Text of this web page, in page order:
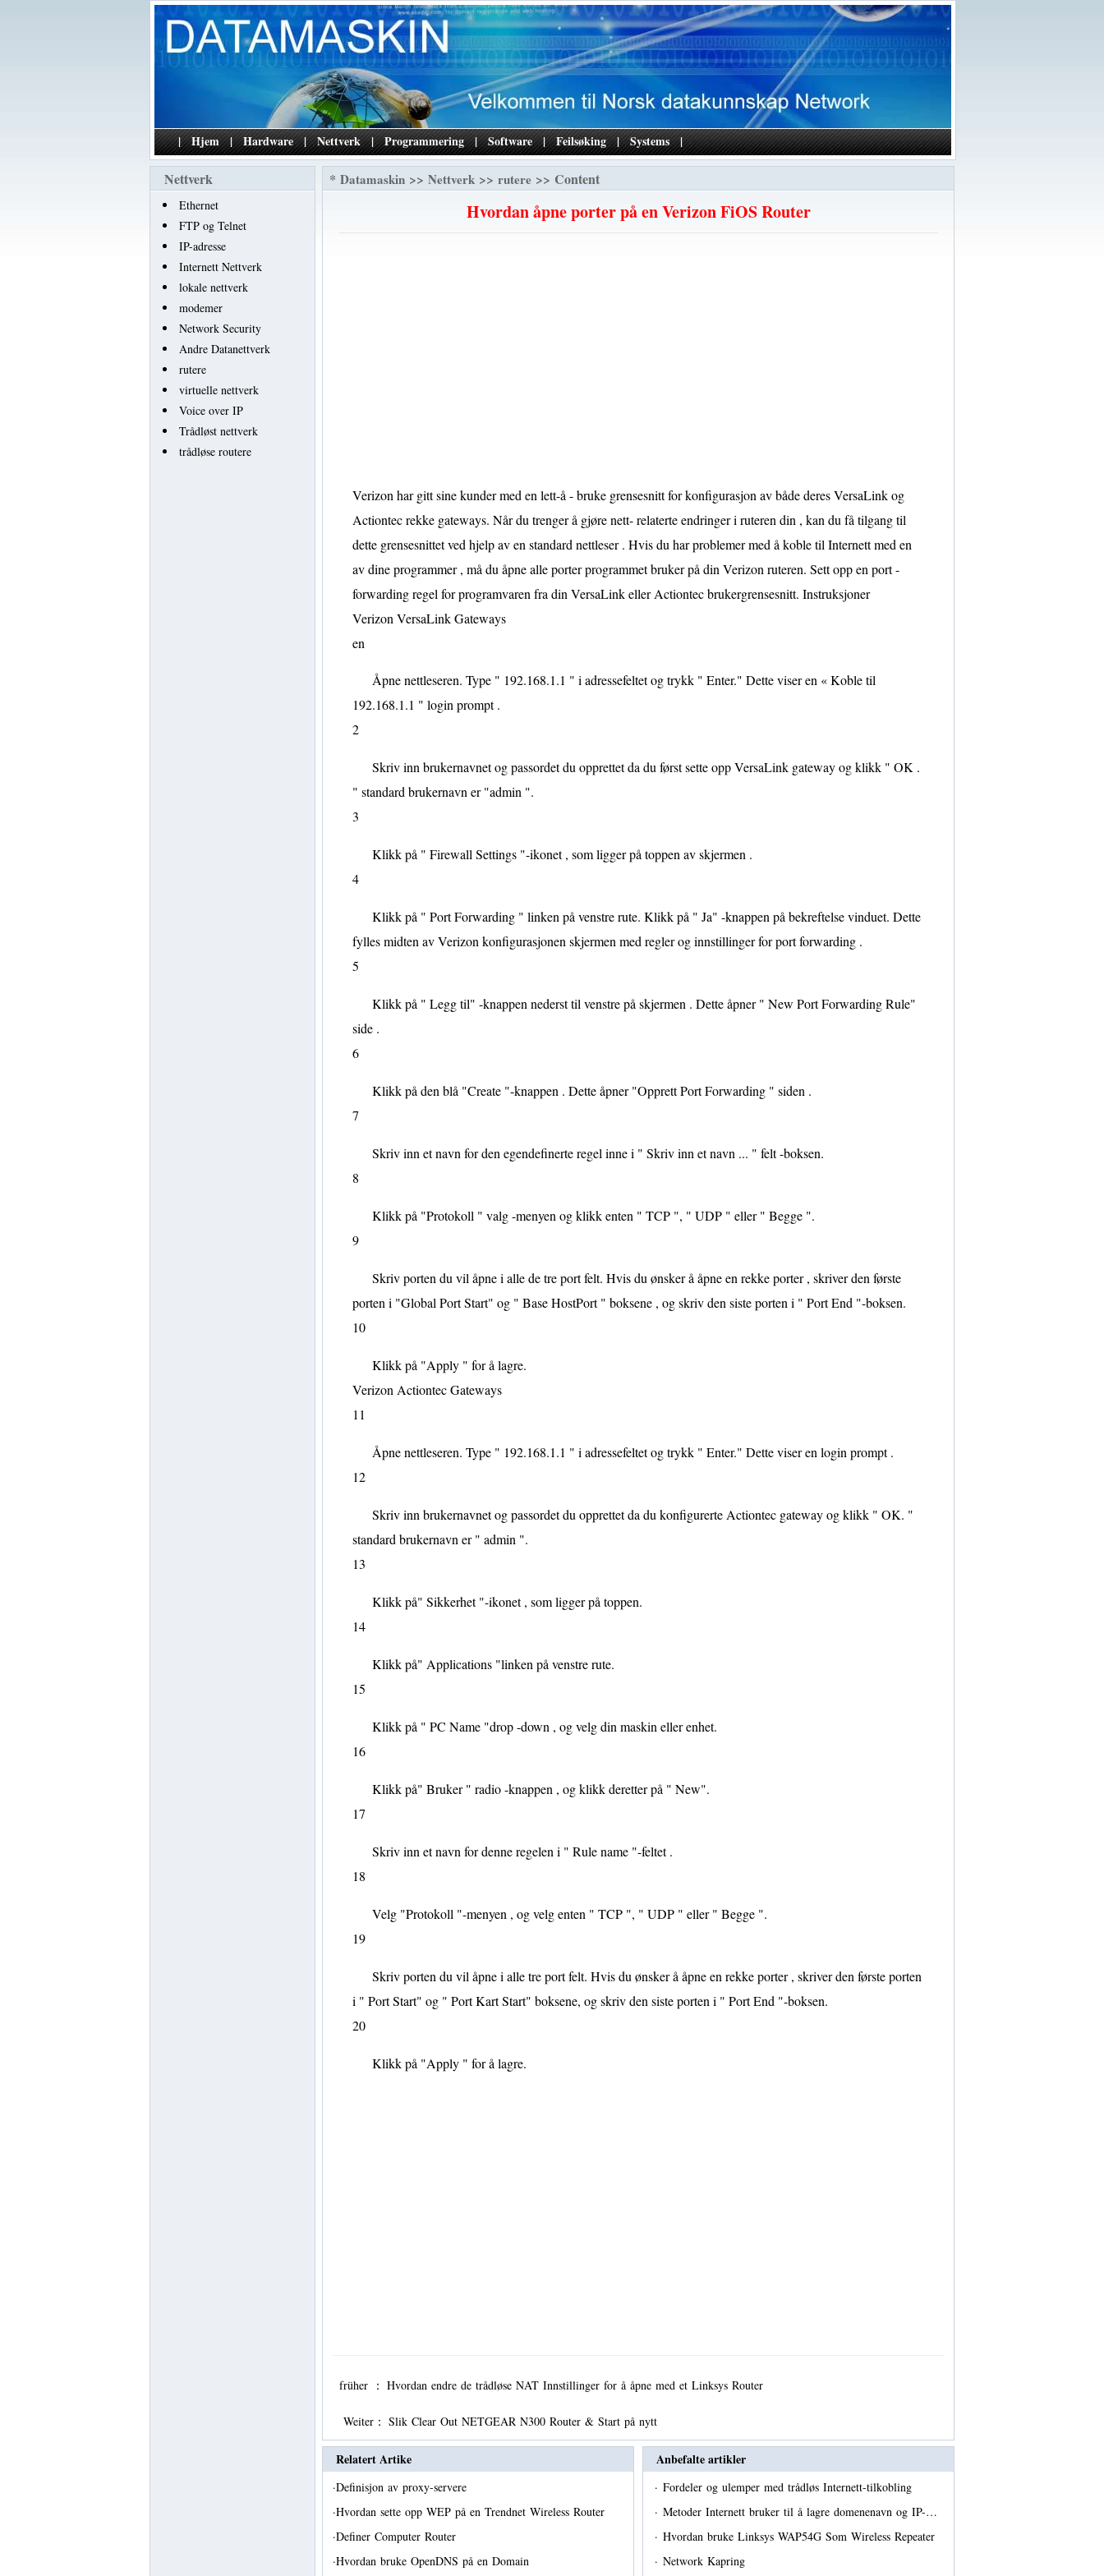
| Hjem | Hardware | Nettverk | Programmering | Software | Feilsøking | Systems |
Nettverk
Ethernet
FTP og Telnet
IP-adresse
Internett Nettverk
lokale nettverk
modemer
Network Security
Andre Datanettverk
rutere
virtuelle nettverk
Voice over IP
Trådløst nettverk
trådløse routere
* Datamaskin >> Nettverk >> rutere >> Content
Hvordan åpne porter på en Verizon FiOS Router
Verizon har gitt sine kunder med en lett-å - bruke grensesnitt for konfigurasjon av både deres VersaLink og
Actiontec rekke gateways. Når du trenger å gjøre nett- relaterte endringer i ruteren din , kan du få tilgang til
dette grensesnittet ved hjelp av en standard nettleser . Hvis du har problemer med å koble til Internett med en
av dine programmer , må du åpne alle porter programmet bruker på din Verizon ruteren. Sett opp en port -
forwarding regel for programvaren fra din VersaLink eller Actiontec brukergrensesnitt. Instruksjoner
Verizon VersaLink Gateways
en
Åpne nettleseren. Type " 192.168.1.1 " i adressefeltet og trykk " Enter." Dette viser en « Koble til
192.168.1.1 " login prompt .
2
Skriv inn brukernavnet og passordet du opprettet da du først sette opp VersaLink gateway og klikk " OK .
" standard brukernavn er "admin ".
3
Klikk på " Firewall Settings "-ikonet , som ligger på toppen av skjermen .
4
Klikk på " Port Forwarding " linken på venstre rute. Klikk på " Ja" -knappen på bekreftelse vinduet. Dette
fylles midten av Verizon konfigurasjonen skjermen med regler og innstillinger for port forwarding .
5
Klikk på " Legg til" -knappen nederst til venstre på skjermen . Dette åpner " New Port Forwarding Rule"
side .
6
Klikk på den blå "Create "-knappen . Dette åpner "Opprett Port Forwarding " siden .
7
Skriv inn et navn for den egendefinerte regel inne i " Skriv inn et navn ... " felt -boksen.
8
Klikk på "Protokoll " valg -menyen og klikk enten " TCP ", " UDP " eller " Begge ".
9
Skriv porten du vil åpne i alle de tre port felt. Hvis du ønsker å åpne en rekke porter , skriver den første
porten i "Global Port Start" og " Base HostPort " boksene , og skriv den siste porten i " Port End "-boksen.
10
Klikk på "Apply " for å lagre.
Verizon Actiontec Gateways
11
Åpne nettleseren. Type " 192.168.1.1 " i adressefeltet og trykk " Enter." Dette viser en login prompt .
12
Skriv inn brukernavnet og passordet du opprettet da du konfigurerte Actiontec gateway og klikk " OK. "
standard brukernavn er " admin ".
13
Klikk på" Sikkerhet "-ikonet , som ligger på toppen.
14
Klikk på" Applications "linken på venstre rute.
15
Klikk på " PC Name "drop -down , og velg din maskin eller enhet.
16
Klikk på" Bruker " radio -knappen , og klikk deretter på " New".
17
Skriv inn et navn for denne regelen i " Rule name "-feltet .
18
Velg "Protokoll "-menyen , og velg enten " TCP ", " UDP " eller " Begge ".
19
Skriv porten du vil åpne i alle tre port felt. Hvis du ønsker å åpne en rekke porter , skriver den første porten
i " Port Start" og " Port Kart Start" boksene, og skriv den siste porten i " Port End "-boksen.
20
Klikk på "Apply " for å lagre.
früher ： Hvordan endre de trådløse NAT Innstillinger for å åpne med et Linksys Router
Weiter： Slik Clear Out NETGEAR N300 Router & Start på nytt
Relatert Artike
·Definisjon av proxy-servere
·Hvordan sette opp WEP på en Trendnet Wireless Router
·Definer Computer Router
·Hvordan bruke OpenDNS på en Domain
Anbefalte artikler
· Fordeler og ulemper med trådløs Internett-tilkobling
· Metoder Internett bruker til å lagre domenenavn og IP-…
· Hvordan bruke Linksys WAP54G Som Wireless Repeater
· Network Kapring